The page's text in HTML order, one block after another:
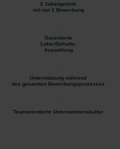
3 Jobangebote
mit nur 1 Bewerbung
Garantierte
Lohn-/Gehalts-
Auszahlung
Unterstützung während
des gesamten Bewerbungsprozesses
Teamorientierte Unternehmenskultur